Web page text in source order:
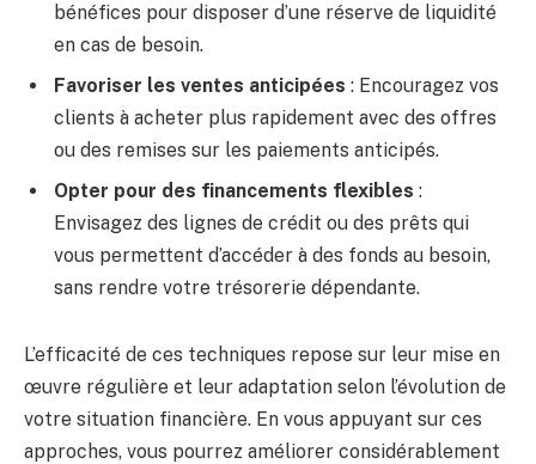
bénéfices pour disposer d’une réserve de liquidité
en cas de besoin.
Favoriser les ventes anticipées : Encouragez vos
clients à acheter plus rapidement avec des offres
ou des remises sur les paiements anticipés.
Opter pour des financements flexibles :
Envisagez des lignes de crédit ou des prêts qui
vous permettent d’accéder à des fonds au besoin,
sans rendre votre trésorerie dépendante.
L’efficacité de ces techniques repose sur leur mise en
œuvre régulière et leur adaptation selon l’évolution de
votre situation financière. En vous appuyant sur ces
approches, vous pourrez améliorer considérablement